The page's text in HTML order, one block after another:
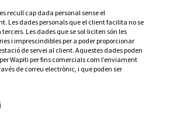
recull cap dada personal sense el
Les dades personals que el client facilita no se
Les dades que se sol·liciten són les
i imprescindibles per a poder proporcionar
de servei al client. Aquestes dades poden
Wapiti per fins comercials com l’enviament
de correu electrònic, i que poden ser